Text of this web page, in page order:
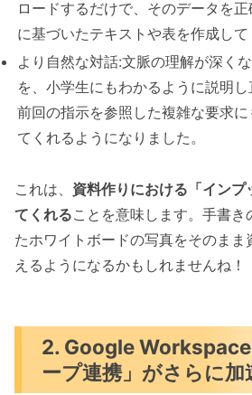
ロードするだけで、そのデータを
に基づいたテキストや表を作成して
より自然な対話:文脈の理解が深く
を、小学生にもわかるように説明し
前回の指示を参照した複雑な要求に
てくれるようになりました。
これは、 資料作りにおける「インプ
てくれることを意味します。手書き
たホワイトボードの写真をそのまま
えるようになるかもしれませんね！
2. Google Workspace
ープ連携」がさらに加